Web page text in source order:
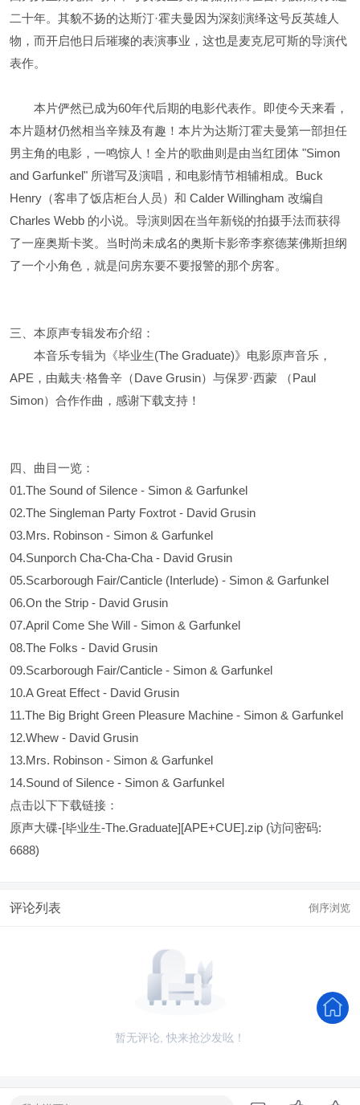
二十年。其貌不扬的达斯汀·霍夫曼因为深刻演绎这号反英雄人
物，而开启他日后璀璨的表演事业，这也是麦克尼可斯的导演代
表作。
本片俨然已成为60年代后期的电影代表作。即使今天来看，
本片题材仍然相当辛辣及有趣！本片为达斯汀霍夫曼第一部担任
男主角的电影，一鸣惊人！全片的歌曲则是由当红团体 "Simon
and Garfunkel" 所谱写及演唱，和电影情节相辅相成。Buck
Henry（客串了饭店柜台人员）和 Calder Willingham 改编自
Charles Webb 的小说。导演则因在当年新锐的拍摄手法而获得
了一座奥斯卡奖。当时尚未成名的奥斯卡影帝李察德莱佛斯担纲
了一个小角色，就是问房东要不要报警的那个房客。
三、本原声专辑发布介绍：
本音乐专辑为《毕业生(The Graduate)》电影原声音乐，
APE，由戴夫·格鲁辛（Dave Grusin）与保罗·西蒙 （Paul
Simon）合作作曲，感谢下载支持！
四、曲目一览：
01.The Sound of Silence - Simon & Garfunkel
02.The Singleman Party Foxtrot - David Grusin
03.Mrs. Robinson - Simon & Garfunkel
04.Sunporch Cha-Cha-Cha - David Grusin
05.Scarborough Fair/Canticle (Interlude) - Simon & Garfunkel
06.On the Strip - David Grusin
07.April Come She Will - Simon & Garfunkel
08.The Folks - David Grusin
09.Scarborough Fair/Canticle - Simon & Garfunkel
10.A Great Effect - David Grusin
11.The Big Bright Green Pleasure Machine - Simon & Garfunkel
12.Whew - David Grusin
13.Mrs. Robinson - Simon & Garfunkel
14.Sound of Silence - Simon & Garfunkel
点击以下下载链接：
原声大碟-[毕业生-The.Graduate][APE+CUE].zip (访问密码:
6688)
评论列表 倒序浏览
暂无评论, 快来抢沙发吆！